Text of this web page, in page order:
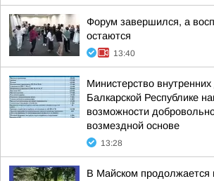
Форум завершился, а
остаются
13:40
Министерство
Балкарской Республике
возможности
возмездной основе
13:28
В Майском продолжается